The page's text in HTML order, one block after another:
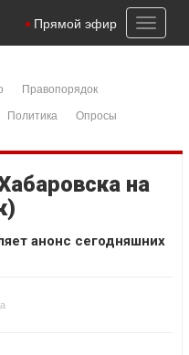
Toggle
Прямой эфир
Правопорядок
Политика
Опросы
на
анонс сегодняшних